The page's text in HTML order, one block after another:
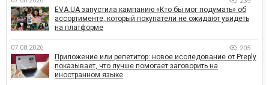
EVA.UA запустила кампанию «Кто бы мог подумать» об
ассортименте, который покупатели не ожидают увидеть
на платформе
07.08.2026 205
Приложение или репетитор: новое исследование от Preply
показывает, что лучше помогает заговорить на
иностранном языке